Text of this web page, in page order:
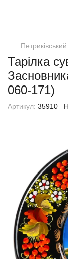
Тарілка
060-171)
Артикул: 35910